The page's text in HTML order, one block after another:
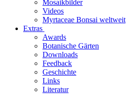
Mosaikbilder
Videos
Myrtaceae Bonsai weltweit
Extras
Awards
Botanische Gärten
Downloads
Feedback
Geschichte
Links
Literatur